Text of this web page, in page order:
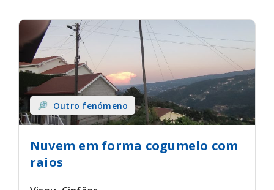
Outro fenómeno
Nuvem em forma cogumelo com
raios